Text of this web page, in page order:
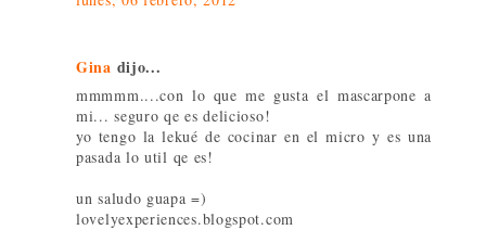
Gina dijo...
mmmmm....con lo que me gusta el mascarpone a
mi... seguro qe es delicioso!
yo tengo la lekué de cocinar en el micro y es una
pasada lo util qe es!
un saludo guapa =)
lovelyexperiences.blogspot.com